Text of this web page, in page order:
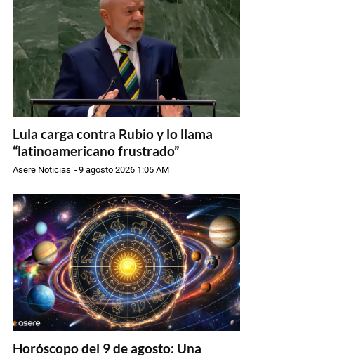
Lula carga contra Rubio y lo llama
“latinoamericano frustrado”
Asere Noticias -9 agosto 2026 1:05 AM
Horóscopo del 9 de agosto: Una